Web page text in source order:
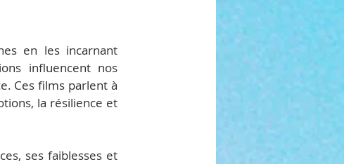
en les incarnant
influencent nos
Ces films parlent à
la résilience et
ses faiblesses et